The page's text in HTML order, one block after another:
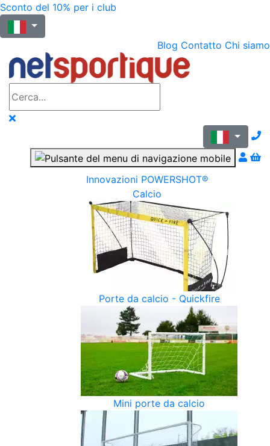
Sconto del 10% per i club
Blog Contatto Chi siamo
Innovazioni POWERSHOT®
Calcio
Porte da calcio - Quickfire
Mini porte da calcio